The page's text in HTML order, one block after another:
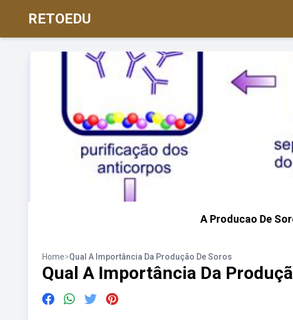
RETOEDU
A Producao De
Home>Qual A Importância Da Produção De Soros
Qual A Importância Da